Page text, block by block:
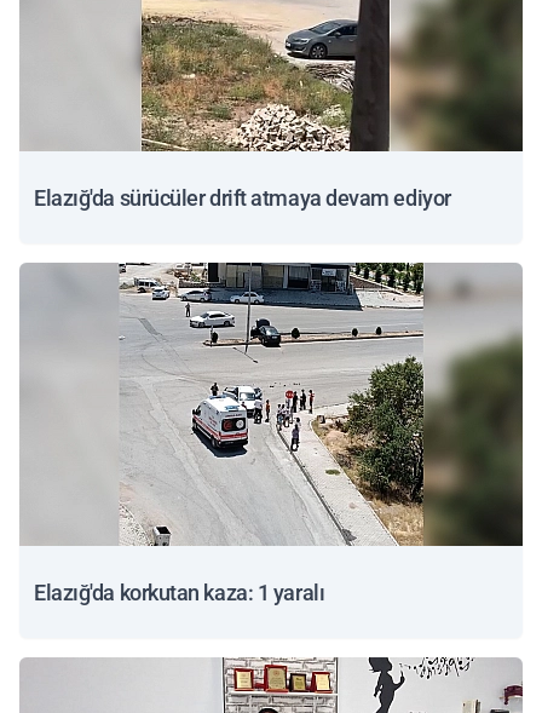
Elazığ'da sürücüler drift atmaya devam ediyor
Elazığ'da korkutan kaza: 1 yaralı